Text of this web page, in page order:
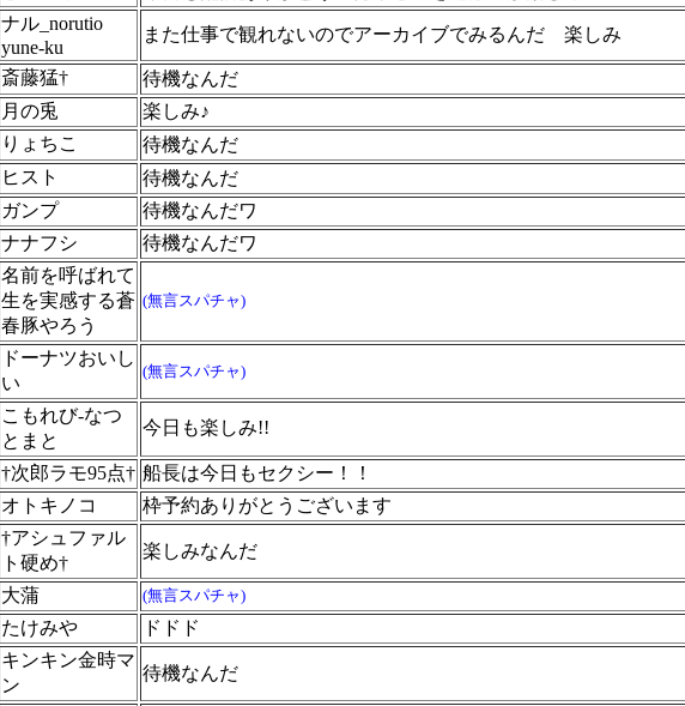
ナル_norutio
yune-ku
また仕事で観れないのでアーカイブでみるんだ 楽しみ
斎藤猛†
待機なんだ
月の兎
楽しみ♪
りょちこ
待機なんだ
ヒスト
待機なんだ
ガンプ
待機なんだワ
ナナフシ 待機なんだワ
名前を呼ばれて
生を実感する蒼
春豚やろう
(無言スパチャ)
ドーナツおいし
い
(無言スパチャ)
こもれび-なつ
とまと
今日も楽しみ!!
†次郎ラモ95点† 船長は今日もセクシー！！
オトキノコ 枠予約ありがとうございます
†アシュファル
ト硬め†
楽しみなんだ
大蒲 (無言スパチャ)
たけみや ドドド
キンキン金時マ
ン
待機なんだ